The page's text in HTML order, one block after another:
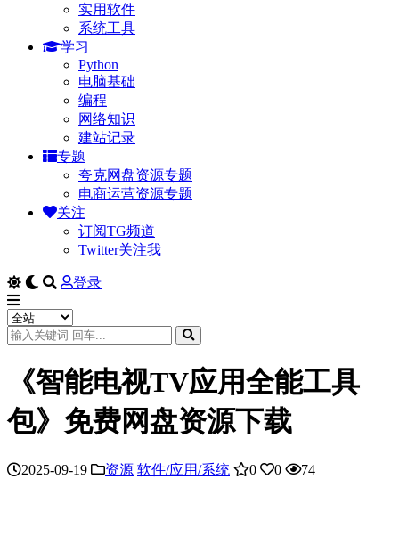
实用软件
系统工具
学习
Python
电脑基础
编程
网络知识
建站记录
专题
夸克网盘资源专题
电商运营资源专题
关注
订阅TG频道
Twitter关注我
登录
《智能电视TV应用全能工具
包》免费网盘资源下载
2025-09-19 资源 软件/应用/系统 0 0 74